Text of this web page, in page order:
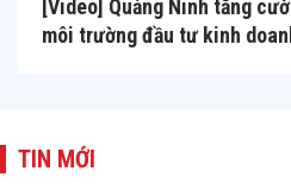
[Video] Quảng Ninh tăng
môi trường đầu tư kinh
TIN MỚI